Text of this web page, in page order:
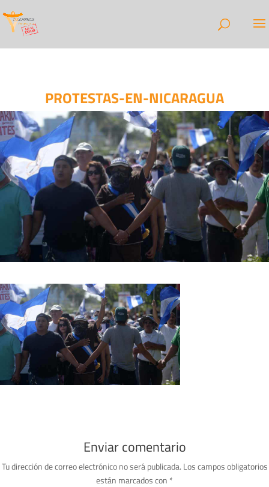
PROTESTAS-EN-NICARAGUA
Enviar comentario
Tu dirección de correo electrónico no será publicada. Los campos obligatorios
están marcados con *